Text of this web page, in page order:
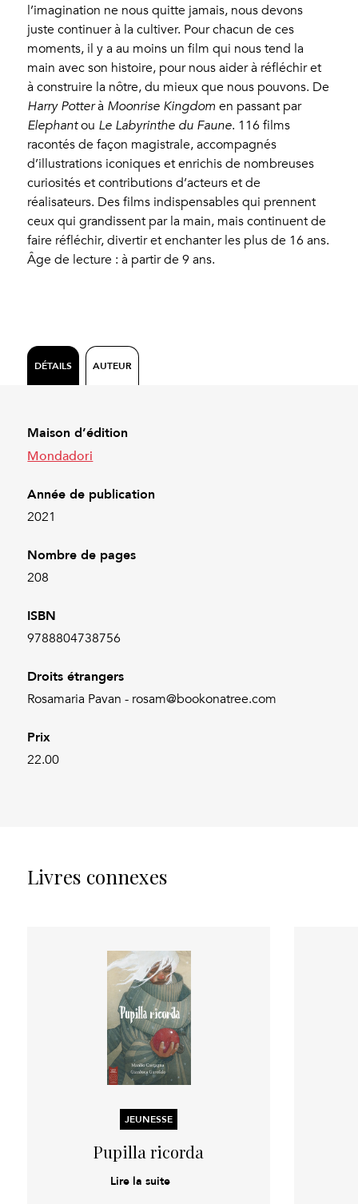
l’imagination ne nous quitte jamais, nous devons
juste continuer à la cultiver. Pour chacun de ces
moments, il y a au moins un film qui nous tend la
main avec son histoire, pour nous aider à réfléchir et
à construire la nôtre, du mieux que nous pouvons. De
Harry Potterà Moonrise Kingdom en passant par
Elephantou Le Labyrinthe du Faune. 116 films
racontés de façon magistrale, accompagnés
d’illustrations iconiques et enrichis de nombreuses
curiosités et contributions d’acteurs et de
réalisateurs. Des films indispensables qui prennent
ceux qui grandissent par la main, mais continuent de
faire réfléchir, divertir et enchanter les plus de 16 ans.
Âge de lecture : à partir de 9 ans.
DÉTAILS AUTEUR
Maison d’édition
Mondadori
Année de publication
2021
Nombre de pages
208
ISBN
9788804738756
Droits étrangers
Rosamaria Pavan - rosam@bookonatree.com
Prix
22.00
Livres connexes
JEUNESSE
Pupilla ricorda
Lire la suite